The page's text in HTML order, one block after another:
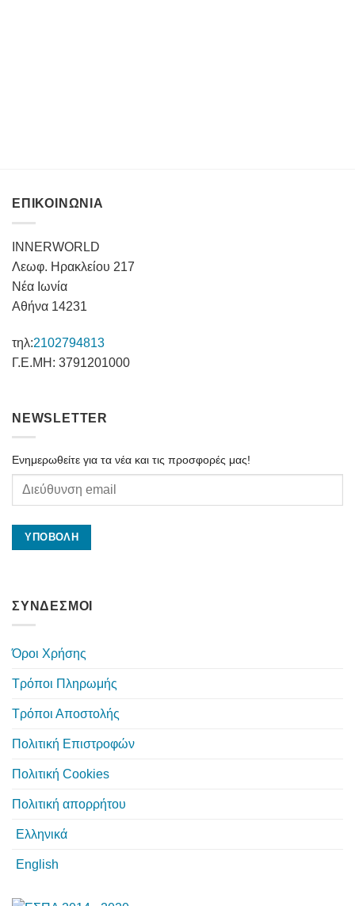
ΕΠΙΚΟΙΝΩΝΙΑ
INNERWORLD
Λεωφ. Ηρακλείου 217
Νέα Ιωνία
Αθήνα 14231
τηλ:2102794813
Γ.Ε.ΜΗ: 3791201000
NEWSLETTER
Ενημερωθείτε για τα νέα και τις προσφορές μας!
ΣΥΝΔΕΣΜΟΙ
Όροι Χρήσης
Τρόποι Πληρωμής
Τρόποι Αποστολής
Πολιτική Επιστροφών
Πολιτική Cookies
Πολιτική απορρήτου
Ελληνικά
English